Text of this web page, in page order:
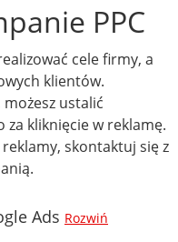
PPC
cele firmy, a
klientów.
ustalić
za kliknięcie w reklamę.
reklamy, skontaktuj się z
Ads Rozwiń